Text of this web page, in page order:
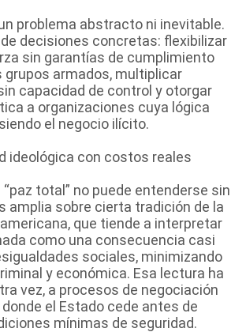
problema abstracto ni inevitable.
decisiones concretas: flexibilizar
sin garantías de cumplimiento
grupos armados, multiplicar
capacidad de control y otorgar
a organizaciones cuya lógica
el negocio ilícito.
ideológica con costos reales
total” no puede entenderse sin
amplia sobre cierta tradición de la
que tiende a interpretar
como una consecuencia casi
sociales, minimizando
y económica. Esa lectura ha
vez, a procesos de negociación
el Estado cede antes de
mínimas de seguridad.